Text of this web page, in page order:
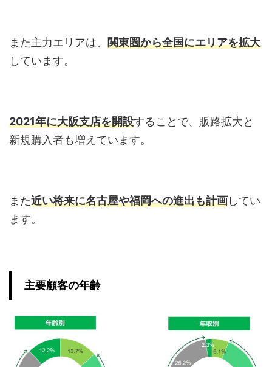
また主力エリアは、 関東圏から全国にエリアを拡大
しています。
2021年に大阪支店を開設することで、販路拡大と
新規購入者も増えています。
また近い将来に名古屋や福岡への進出も計画してい
ます。
主要顧客の年齢